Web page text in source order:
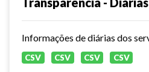
CSV CSV CSV CSV